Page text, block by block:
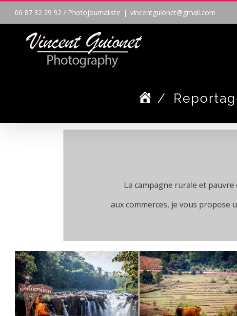
Passer06 87 32 29 92 / Photojournaliste | vincentguionet@gmail.com
/
La campagne rurale et pauvre
aux commerces, je vous propose